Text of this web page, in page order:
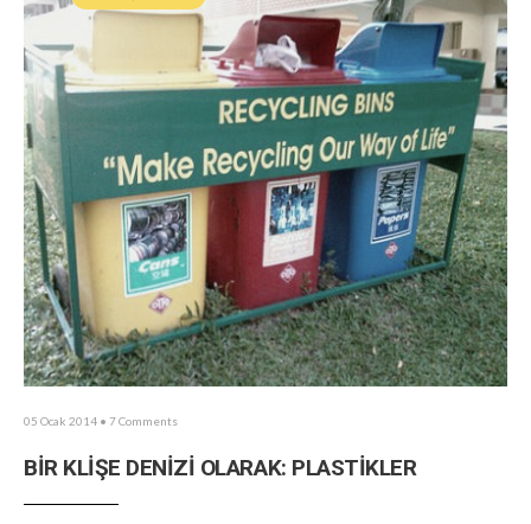
05 Ocak 2014 • 7 Comments
BİR KLİŞE DENİZİ OLARAK: PLASTİKLER